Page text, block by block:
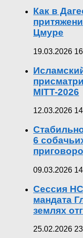
Как в
Цмуре
19.03.2026
MITT-2026
12.03.2026
6
09.03.2026
Сессия
мандата
землях
25.02.2026